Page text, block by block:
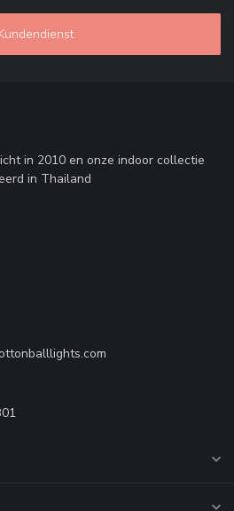
in 2010 en onze indoor collectie
in Thailand